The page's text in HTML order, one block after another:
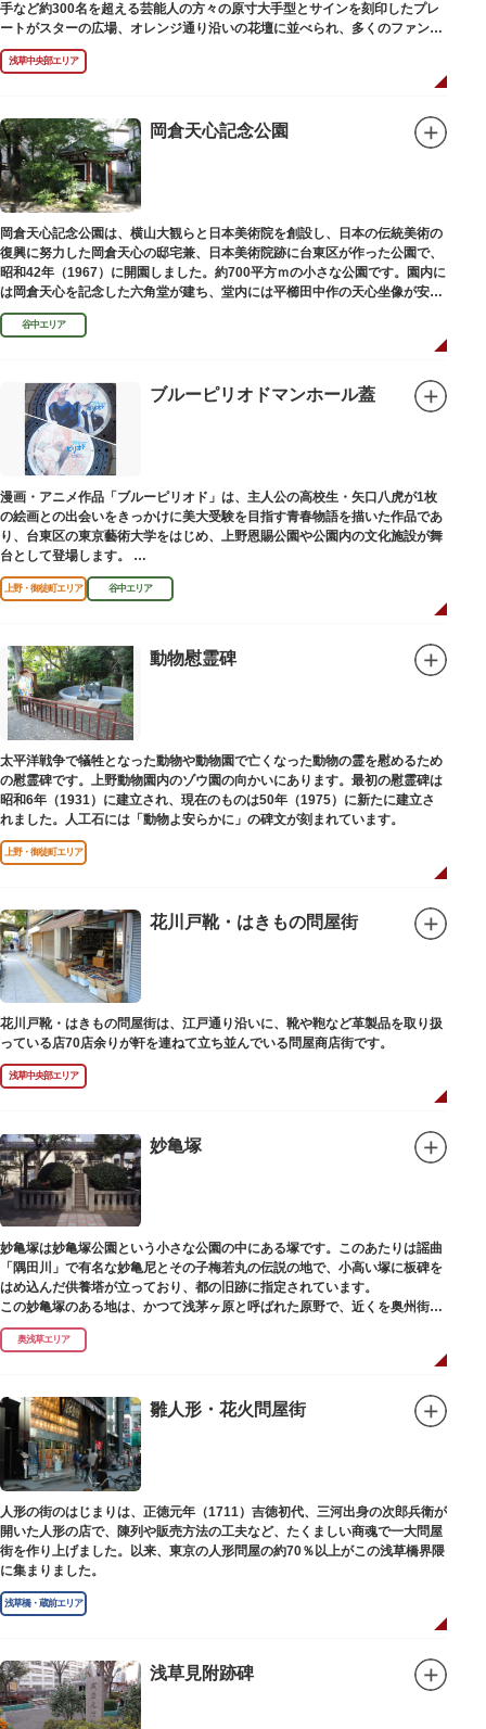
手など約300名を超える芸能人の方々の原寸大手型とサインを刻印したプレ
ートがスターの広場、オレンジ通り沿いの花壇に並べられ、多くのファンに
親しまれています。
浅草中央部エリア
岡倉天心記念公園
岡倉天心記念公園は、横山大観らと日本美術院を創設し、日本の伝統美術の
復興に努力した岡倉天心の邸宅兼、日本美術院跡に台東区が作った公園で、
昭和42年（1967）に開園しました。約700平方ｍの小さな公園です。園内に
は岡倉天心を記念した六角堂が建ち、堂内には平櫛田中作の天心坐像が安置
されています。
谷中エリア
ブルーピリオドマンホール蓋
漫画・アニメ作品「ブルーピリオド」は、主人公の高校生・矢口八虎が1枚
の絵画との出会いをきっかけに美大受験を目指す青春物語を描いた作品であ
り、台東区の東京藝術大学をはじめ、上野恩賜公園や公園内の文化施設が舞
台として登場します。
区にゆかりのある本作品を通して、新たな観光スポット創出による誘客促進
と区内観光客の回遊性向上を図るため、こちらのマンホール蓋を設置しまし
設置年月日：令和4年3月1日
上野・御徒町エリア 谷中エリア
動物慰霊碑
太平洋戦争で犠牲となった動物や動物園で亡くなった動物の霊を慰めるため
の慰霊碑です。上野動物園内のゾウ園の向かいにあります。最初の慰霊碑は
昭和6年（1931）に建立され、現在のものは50年（1975）に新たに建立さ
れました。人工石には「動物よ安らかに」の碑文が刻まれています。
上野・御徒町エリア
花川戸靴・はきもの問屋街
花川戸靴・はきもの問屋街は、江戸通り沿いに、靴や鞄など革製品を取り扱
っている店70店余りが軒を連ねて立ち並んでいる問屋商店街です。
浅草中央部エリア
妙亀塚
妙亀塚は妙亀塚公園という小さな公園の中にある塚です。このあたりは謡曲
「隅田川」で有名な妙亀尼とその子梅若丸の伝説の地で、小高い塚に板碑を
はめ込んだ供養塔が立っており、都の旧跡に指定されています。
この妙亀塚のある地は、かつて浅茅ヶ原と呼ばれた原野で、近くを奥州街道
が通じていました。妙亀塚は「梅若伝説」にちなんだ名称です。「梅若伝
説」とは平安時代、吉田少将惟房の子・梅若が、信夫藤太という人買いにさ
らわれ、都から奥州へつれて行かれる途中、重い病にかかりこの地に捨てら
田川岸で里人から梅若の死を知らされ、髪をおろして妙亀尼と称し庵を結ん
だ、という説話です。謡曲『隅田川』はこの伝説をもとにしています。
塚の上には板碑が祀られています。この板碑には「弘安十一年戊子五月二十
二日孝子敬白」と刻まれており、区内でも古いものです。しかし妙亀塚と板
碑との関係は、明らかではありません。
なお、隅田川の対岸、木母寺（墨田区堤通）境内には梅若にちなむ梅若塚
（都旧跡）があり、この妙亀塚と相対するものと考えられています。
奥浅草エリア
雛人形・花火問屋街
人形の街のはじまりは、正徳元年（1711）吉徳初代、三河出身の次郎兵衛が
開いた人形の店で、陳列や販売方法の工夫など、たくましい商魂で一大問屋
街を作り上げました。以来、東京の人形問屋の約70％以上がこの浅草橋界隈
に集まりました。
浅草橋・蔵前エリア
浅草見附跡碑